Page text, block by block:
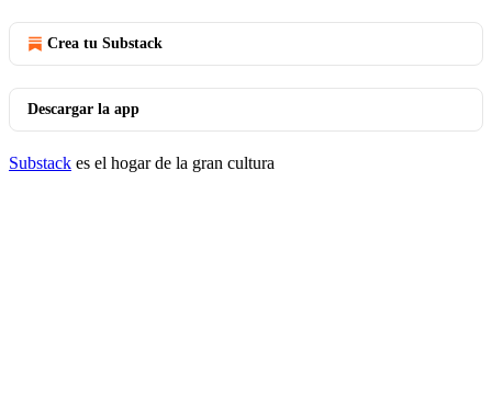
Crea tu Substack
Descargar la app
Substack es el hogar de la gran cultura